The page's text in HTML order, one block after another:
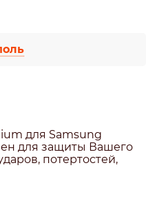
для Samsung
для защиты Вашего
потертостей,